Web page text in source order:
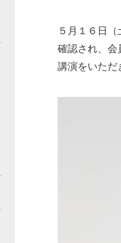
５月１６日
確認され、
講演をいただ